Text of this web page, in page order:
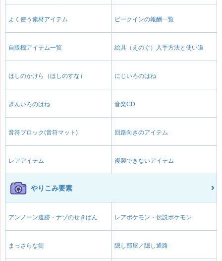
よく使う素材アイテム ビークインの報酬一覧
自販機アイテム一覧 絵具（えのぐ）入手方法と使い道
ほしのかけら（ほしのすな） にじいろのはね
ぎんいろのはね 音楽CD
音符ブロック(音符マット) 回路向きのアイテム
レアアイテム 複製できないアイテム
やりこみ要素
アンノーン遺跡・ナゾのせきばん レアポケモン・伝説ポケモン
まっさらな街 隠し部屋／隠し通路